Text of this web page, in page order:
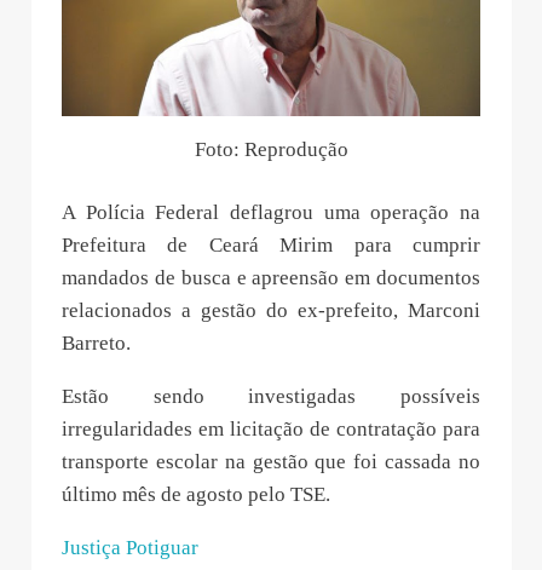
Foto: Reprodução
A Polícia Federal deflagrou uma operação na
Prefeitura de Ceará Mirim para cumprir
mandados de busca e apreensão em documentos
relacionados a gestão do ex-prefeito, Marconi
Barreto.
Estão sendo investigadas possíveis
irregularidades em licitação de contratação para
transporte escolar na gestão que foi cassada no
último mês de agosto pelo TSE.
Justiça Potiguar